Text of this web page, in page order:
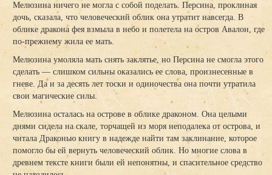
Мелюзина ничего не могла с собой поделать. Персина, проклиная
дочь, сказала, что человеческий облик она утратит навсегда. В
облике дракона фея взмыла в небо и полетела на остров Авалон, где
по-прежнему жила ее мать.
Мелюзина умоляла мать снять заклятье, но Персина не смогла этого
сделать — слишком сильны оказались ее слова, произнесенные в
гневе. Да и за десять лет тоски и одиночества она почти утратила
свои магические силы.
Мелюзина осталась на острове в облике драконом. Она целыми
днями сидела на скале, торчащей из моря неподалека от острова, и
читала Драконью книгу в надежде найти там заклинание, которое
помогло бы ей вернуть человеческий облик. Но многие слова в
древнем тексте книги были ей непонятны, и спасительное средство